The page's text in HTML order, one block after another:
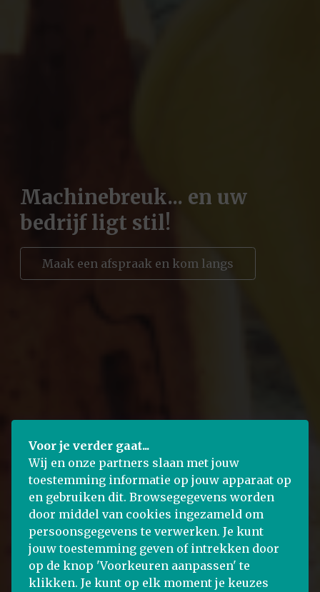
Machinebreuk... en uw
bedrijf ligt stil!
Maak een afspraak en kom langs
Voor je verder gaat...
Wij en onze partners slaan met jouw
toestemming informatie op jouw apparaat op
en gebruiken dit. Browsegegevens worden
door middel van cookies ingezameld om
persoonsgegevens te verwerken. Je kunt
jouw toestemming geven of intrekken door
op de knop 'Voorkeuren aanpassen' te
klikken. Je kunt op elk moment je keuzes